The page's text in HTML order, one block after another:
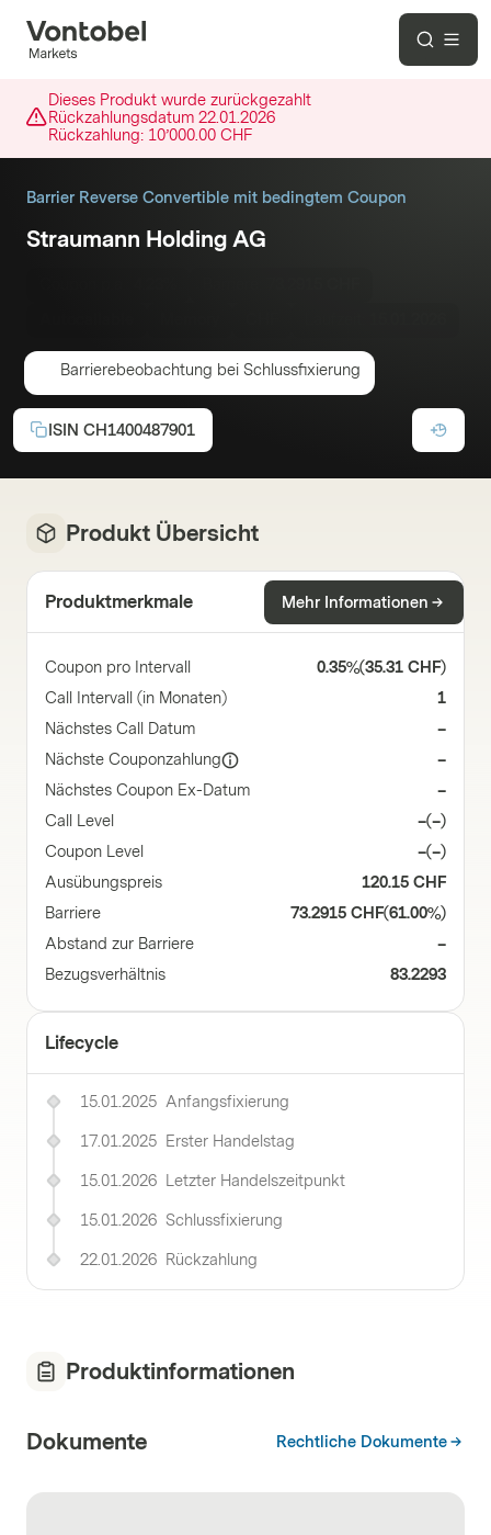
Dieses Produkt wurde zurückgezahlt
Rückzahlungsdatum 22.01.2026
Rückzahlung: 10’000.00 CHF
Barrier Reverse Convertible mit bedingtem Coupon
Straumann Holding AG
Barrierebeobachtung bei Schlussfixierung
ISIN CH1400487901
Produkt Übersicht
Produktmerkmale Mehr Informationen
Coupon pro Intervall 0.35%(35.31 CHF)
Call Intervall (in Monaten)
1
Nächstes Call Datum
–
Nächste Couponzahlung
–
Nächstes Coupon Ex-Datum
–
Call Level
–(–)
Coupon Level
–(–)
Ausübungspreis
120.15 CHF
Barriere
73.2915 CHF(61.00%)
Abstand zur Barriere
–
Bezugsverhältnis
83.2293
Lifecycle
15.01.2025 Anfangsfixierung
17.01.2025 Erster Handelstag
15.01.2026 Letzter Handelszeitpunkt
15.01.2026 Schlussfixierung
22.01.2026 Rückzahlung
Produktinformationen
Dokumente Rechtliche Dokumente